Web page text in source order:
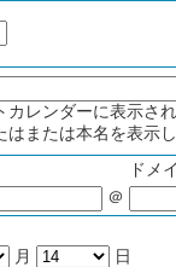
カレンダーに表示
または本名を表示
ドメ
＠
月 日